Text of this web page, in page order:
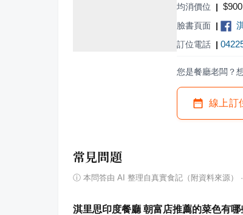
均消價位 | $900
臉書頁面 |
訂位電話 |
您是餐廳老闆？
線上訂
常見問題
ⓘ 本問答由 AI 整理自真實食記（附資料來源） ·
淇里思印度餐廳 朝富店推薦的菜色有哪